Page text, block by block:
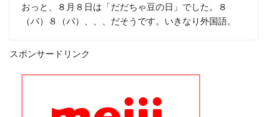
おっと、８月８日は「だだちゃ豆の日」でした。８
（パ）８（パ）、、、だそうです。いきなり外国語。
スポンサードリンク